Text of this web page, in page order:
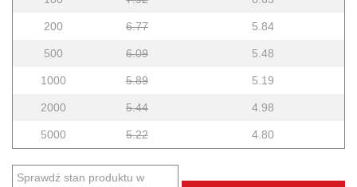
200 6.77 5.84
500 6.09 5.48
1000 5.89 5.19
2000 5.44 4.98
5000 5.22 4.80
Sprawdź stan produktu w